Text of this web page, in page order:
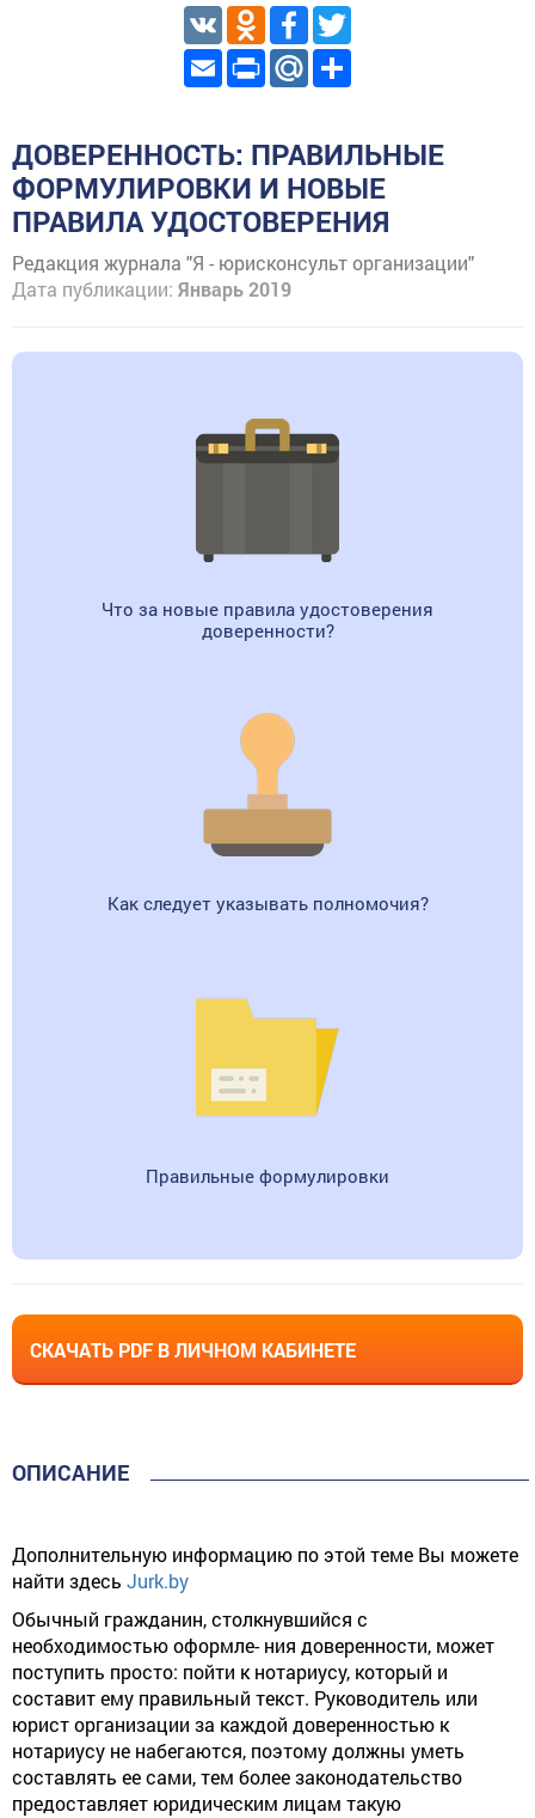
VK Odnoklassniki
Facebook
EmailPrint Mail.Ru
ДОВЕРЕННОСТЬ: ПРАВИЛЬНЫЕ
ФОРМУЛИРОВКИ И НОВЫЕ
ПРАВИЛА УДОСТОВЕРЕНИЯ
Редакция журнала "Я - юрисконсульт организации"
Дата публикации: Январь 2019
Что за новые правила удостоверения
доверенности?
Как следует указывать полномочия?
Правильные формулировки
СКАЧАТЬ PDF В ЛИЧНОМ КАБИНЕТЕ
ОПИСАНИЕ
Дополнительную информацию по этой теме Вы можете
найти здесь Jurk.by
Обычный гражданин, столкнувшийся с
необходимостью оформле- ния доверенности, может
поступить просто: пойти к нотариусу, который и
составит ему правильный текст. Руководитель или
юрист организации за каждой доверенностью к
нотариусу не набегаются, поэтому должны уметь
составлять ее сами, тем более законодательство
предоставляет юридическим лицам такую